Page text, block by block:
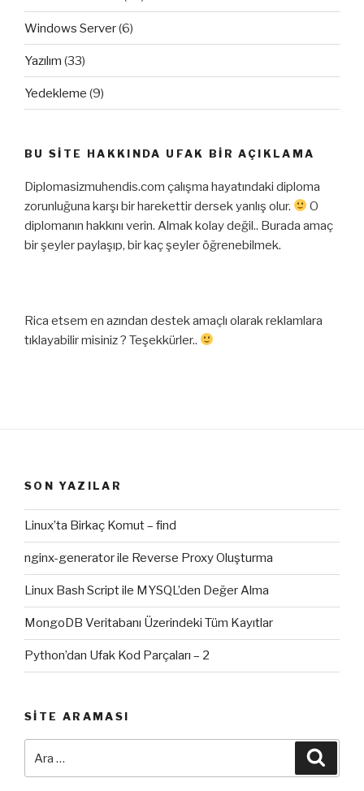
Windows Server(6)
Yazılım (33)
Yedekleme (9)
BU SITE HAKKINDA UFAK BIR AÇIKLAMA
Diplomasizmuhendis.com çalışma hayatındaki diploma
zorunluğuna karşı bir harekettir dersek yanlış olur.
O
diplomanın hakkını verin. Almak kolay değil.. Burada amaç
bir şeyler paylaşıp, bir kaç şeyler öğrenebilmek.
Rica etsem en azından destek amaçlı olarak reklamlara
tıklayabilir misiniz ? Teşekkürler..
SON YAZILAR
Linux’ta Birkaç Komut – find
nginx-generator ile Reverse Proxy Oluşturma
Linux Bash Script ile MYSQL’den Değer Alma
MongoDB Veritabanı Üzerindeki Tüm Kayıtlar
Python’dan Ufak Kod Parçaları – 2
SITE ARAMASI